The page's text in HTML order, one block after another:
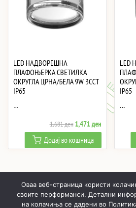
LED НАДВОРЕШНА
ПЛАФОЊЕРКА СВЕТИЛКА
ОКРУГЛА ЦРНА/БЕЛА 9W 3CCT
IP65
…
1,681ден Original
price
was:
1,471денCurrent
price
Додај во кошница
LED
IP65
…
Оваа веб-страница користи
своите перформанси. Детални
на колачиња се дадени во